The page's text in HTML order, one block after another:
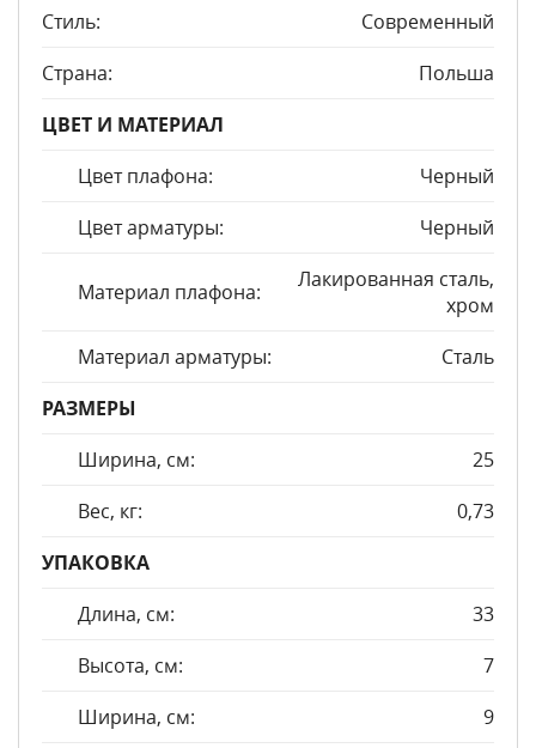
Стиль:
Современный
Страна:
Польша
ЦВЕТ И МАТЕРИАЛ
Цвет плафона:
Черный
Цвет арматуры:
Черный
Материал плафона:
Лакированная сталь,
хром
Материал арматуры:
Сталь
РАЗМЕРЫ
Ширина, см:
25
Вес, кг:
0,73
УПАКОВКА
Длина, см:
33
Высота, см:
7
Ширина, см:
9